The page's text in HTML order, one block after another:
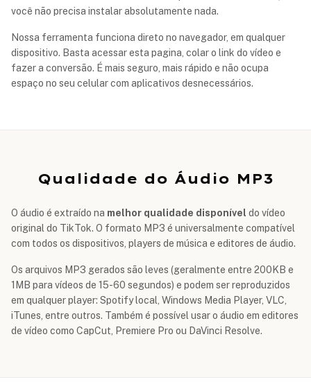
você não precisa instalar absolutamente nada.
Nossa ferramenta funciona direto no navegador, em qualquer
dispositivo. Basta acessar esta pagina, colar o link do vídeo e
fazer a conversão. É mais seguro, mais rápido e não ocupa
espaço no seu celular com aplicativos desnecessários.
Qualidade do Áudio MP3
O áudio é extraído na melhor qualidade disponível do vídeo
original do TikTok. O formato MP3 é universalmente compatível
com todos os dispositivos, players de música e editores de áudio.
Os arquivos MP3 gerados são leves (geralmente entre 200KB e
1MB para vídeos de 15-60 segundos) e podem ser reproduzidos
em qualquer player: Spotify local, Windows Media Player, VLC,
iTunes, entre outros. Também é possível usar o áudio em editores
de vídeo como CapCut, Premiere Pro ou DaVinci Resolve.